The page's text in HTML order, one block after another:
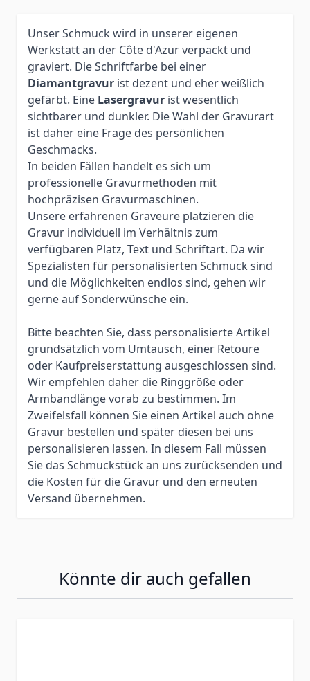
Unser Schmuck wird in unserer eigenen
Werkstatt an der Côte d'Azur verpackt und
graviert. Die Schriftfarbe bei einer
Diamantgravur ist dezent und eher weißlich
gefärbt. Eine Lasergravur ist wesentlich
sichtbarer und dunkler. Die Wahl der Gravurart
ist daher eine Frage des persönlichen
Geschmacks.
In beiden Fällen handelt es sich um
professionelle Gravurmethoden mit
hochpräzisen Gravurmaschinen.
Unsere erfahrenen Graveure platzieren die
Gravur individuell im Verhältnis zum
verfügbaren Platz, Text und Schriftart. Da wir
Spezialisten für personalisierten Schmuck sind
und die Möglichkeiten endlos sind, gehen wir
gerne auf Sonderwünsche ein.
Bitte beachten Sie, dass personalisierte Artikel
grundsätzlich vom Umtausch, einer Retoure
oder Kaufpreiserstattung ausgeschlossen sind.
Wir empfehlen daher die Ringgröße oder
Armbandlänge vorab zu bestimmen. Im
Zweifelsfall können Sie einen Artikel auch ohne
Gravur bestellen und später diesen bei uns
personalisieren lassen. In diesem Fall müssen
Sie das Schmuckstück an uns zurücksenden und
die Kosten für die Gravur und den erneuten
Versand übernehmen.
Könnte dir auch gefallen